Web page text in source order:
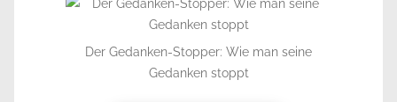
Der Gedanken-Stopper: Wie man seine
Gedanken stoppt